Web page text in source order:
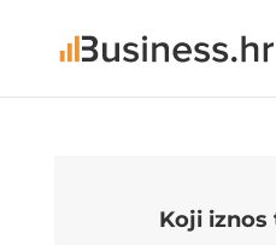
Koji iznos